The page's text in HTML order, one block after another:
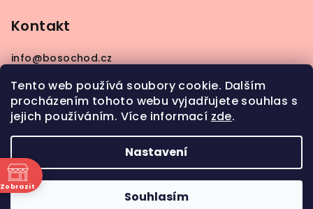
Tento web používá soubory cookie. Dalším
procházením tohoto webu vyjadřujete souhlas s
jejich používáním. Více informací zde.
Nastavení
Souhlasím
t
Kontakt
info@bosochod.cz
Copyright 2026
Zobrazit